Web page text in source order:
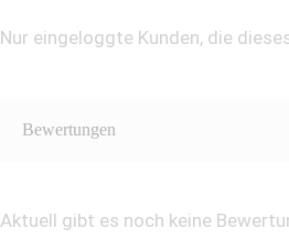
Nur eingeloggte Kunden, die
Bewertungen
Aktuell gibt es noch keine